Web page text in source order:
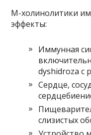
М-холинолитики
эффекты:
Иммунная
dyshidroza с
Сердце,
слизистых